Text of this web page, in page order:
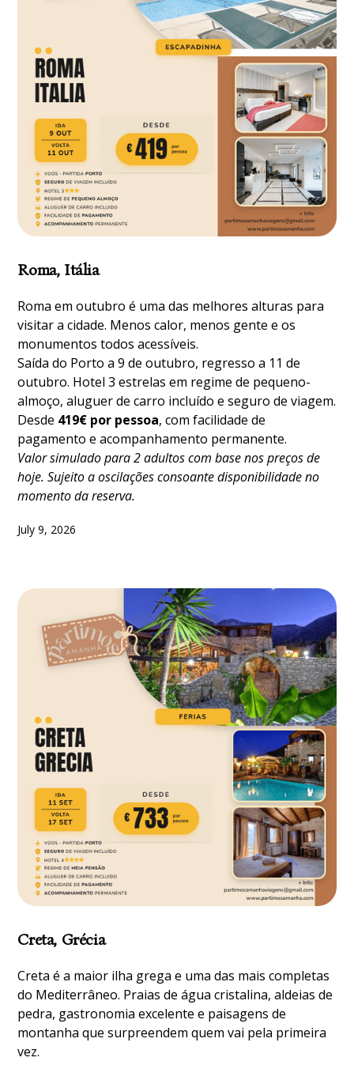
Roma, Itália
Roma em outubro é uma das melhores alturas para
visitar a cidade. Menos calor, menos gente e os
monumentos todos acessíveis.
Saída do Porto a 9 de outubro, regresso a 11 de
outubro. Hotel 3 estrelas em regime de pequeno-
almoço, aluguer de carro incluído e seguro de viagem.
Desde 419€ por pessoa, com facilidade de
pagamento e acompanhamento permanente.
Valor simulado para 2 adultos com base nos preços de
hoje. Sujeito a oscilações consoante disponibilidade no
momento da reserva.
July 9, 2026
Creta, Grécia
Creta é a maior ilha grega e uma das mais completas
do Mediterrâneo. Praias de água cristalina, aldeias de
pedra, gastronomia excelente e paisagens de
montanha que surpreendem quem vai pela primeira
vez.